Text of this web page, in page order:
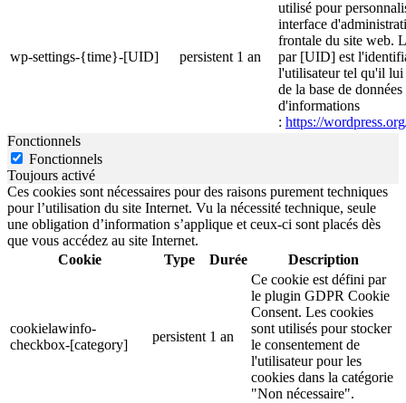
wp-settings-{time}-[UID] persistent 1 an
utilisé pour
interface
frontale du site web.
par [UID] est
l'utilisateur tel qu'il lui
de la base de
d'informations
: https://
Fonctionnels
Fonctionnels
Toujours activé
Ces cookies sont nécessaires pour des raisons purement techniques
pour l’utilisation du site Internet. Vu la nécessité technique, seule
une obligation d’information s’applique et ceux-ci sont placés dès
que vous accédez au site Internet.
Cookie
Type Durée Description
cookielawinfo-
checkbox-[category]
persistent 1 an
Ce cookie est défini par
le plugin GDPR Cookie
Consent. Les cookies
sont utilisés pour stocker
le consentement de
l'utilisateur pour les
cookies dans la catégorie
"Non nécessaire".